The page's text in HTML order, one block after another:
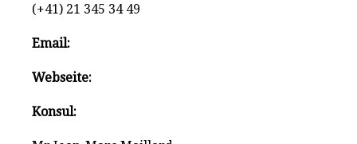
(+41) 21 345 34 49
Email:
Webseite:
Konsul: